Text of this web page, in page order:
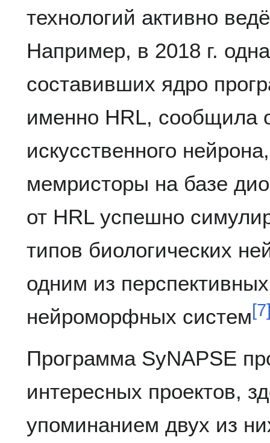
технологий активно
Например, в 2018 г.
составивших ядро
именно HRL, сообщила
искусственного
мемристоры на базе
от HRL успешно
типов биологических
одним из
нейроморфных систем[7
Программа SyNAPSE
интересных проектов,
упоминанием двух из